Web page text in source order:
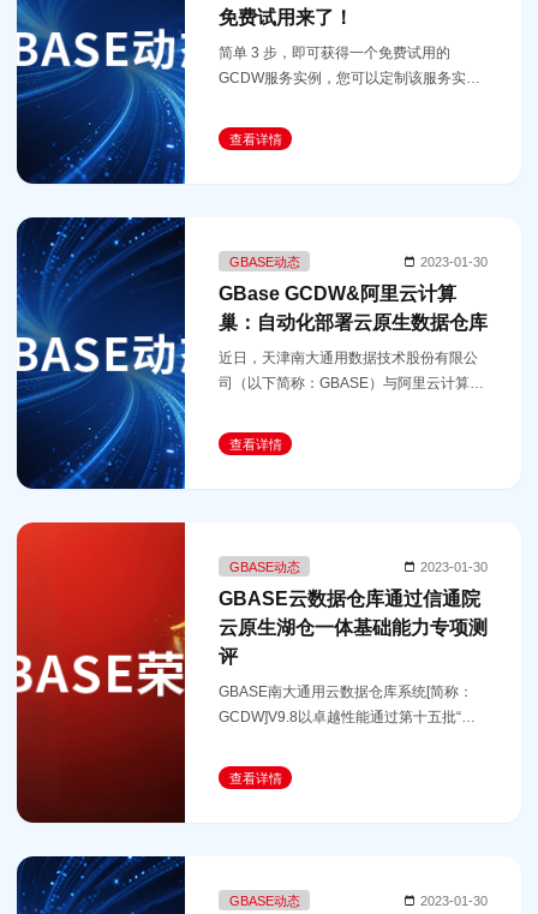
免费试用来了！
简单 3 步，即可获得一个免费试用的
GCDW服务实例，您可以定制该服务实例
实例参数，该免费试用支持的数据库计算
服务节点数可达50个，怎么样？心动了
查看详情
GBASE动态 2023-01-30
GBase GCDW&阿里云计算
巢：自动化部署云原生数据仓库
近日，天津南大通用数据技术股份有限公
司（以下简称：GBASE）与阿里云计算巢
用户实现云上数据仓库的自动化部署，让
用户在云端获取数据仓库服务“
查看详情
GBASE动态 2023-01-30
GBASE云数据仓库通过信通院
云原生湖仓一体基础能力专项测
评
GBASE南大通用云数据仓库系统[简称：
GCDW]V9.8以卓越性能通过第十五批“可
力评测。
查看详情
GBASE动态 2023-01-30